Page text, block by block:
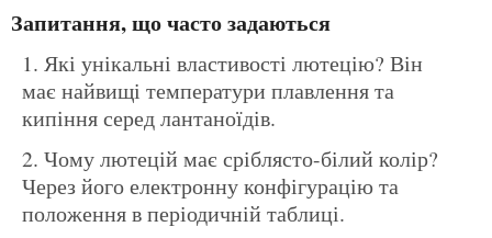
Запитання, що часто задаються
Які унікальні властивості лютецію? Він
має найвищі температури плавлення та
кипіння серед лантаноїдів.
Чому лютецій має сріблясто-білий колір?
Через його електронну конфігурацію та
положення в періодичній таблиці.